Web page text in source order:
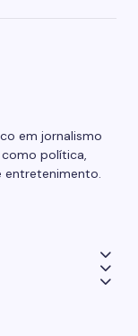
em jornalismo
política,
entretenimento.